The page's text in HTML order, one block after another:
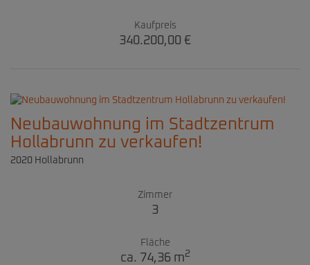
Kaufpreis
340.200,00 €
Neubauwohnung im Stadtzentrum
Hollabrunn zu verkaufen!
2020 Hollabrunn
Zimmer
3
Fläche
ca. 74,36 m2